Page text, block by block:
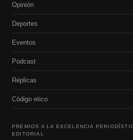
Opinión
Deportes
Eventos
Podcast
Réplicas
Código etico
PREMIOS A LA EXCELENCIA
EDITORIAL